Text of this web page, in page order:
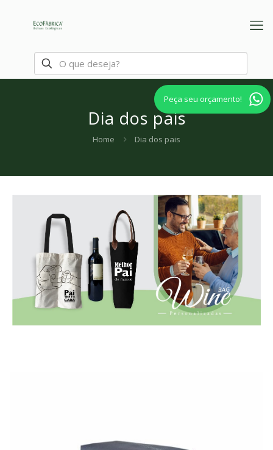
Dia dos pais
Peça seu orçamento!
Home Dia dos pais